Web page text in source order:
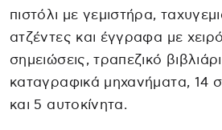
πιστόλι με γεμιστήρα,
ατζέντες και έγγραφα με
σημειώσεις, τραπεζικό
καταγραφικά μηχανήματα, 14
και 5 αυτοκίνητα.